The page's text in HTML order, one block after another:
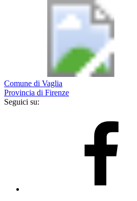
Comune di Vaglia
Provincia di Firenze
Seguici su: